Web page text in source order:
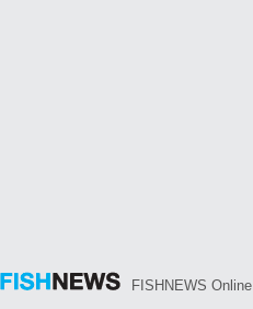
FISHNEWS Online